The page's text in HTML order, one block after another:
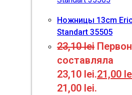
Ножницы 13cm
Standart 35505
23,10lei
составляла
23,10 lei.21,00
21,00 lei.